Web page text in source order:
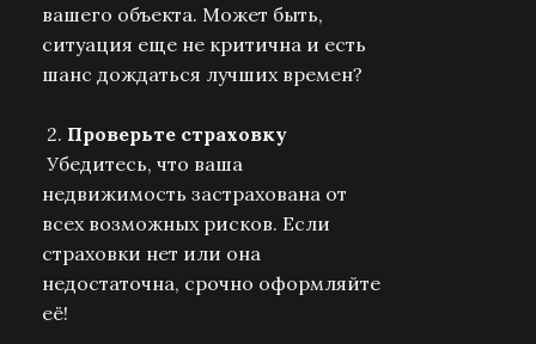
вашего объекта. Может быть,
ситуация еще не критична и есть
шанс дождаться лучших времен?
2. Проверьте страховку
Убедитесь, что ваша
недвижимость застрахована от
всех возможных рисков. Если
страховки нет или она
недостаточна, срочно оформляйте
её!